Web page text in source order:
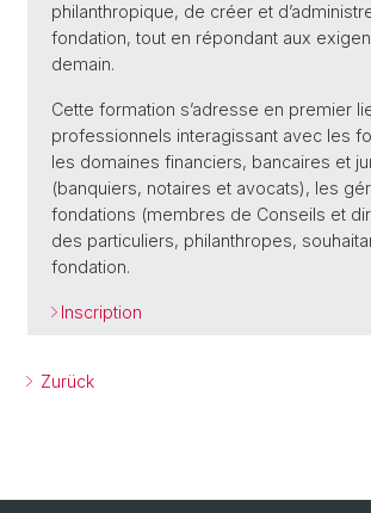
philanthropique, de créer et
fondation, tout en répondant aux
demain.
Cette formation s’adresse en premier
professionnels interagissant avec les
les domaines financiers, bancaires et
(banquiers, notaires et avocats), les
fondations (membres de Conseils et
des particuliers, philanthropes,
fondation.
Inscription
Zurück